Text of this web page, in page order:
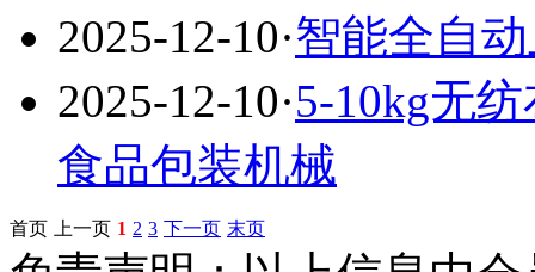
2025-12-10·智能全自
2025-12-10·5-10kg无
食品包装机械
首页 上一页 1 2 3 下一页 末页